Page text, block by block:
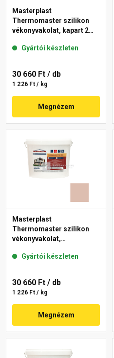
Masterplast
Thermomaster szilikon
vékonyvakolat, kapart 2
Gyártói készleten
30 660 Ft / db
1 226 Ft / kg
Megnézem
Masterplast
Thermomaster szilikon
vékonyvakolat,
13-D 25 kg
Gyártói készleten
30 660 Ft / db
1 226 Ft / kg
Megnézem